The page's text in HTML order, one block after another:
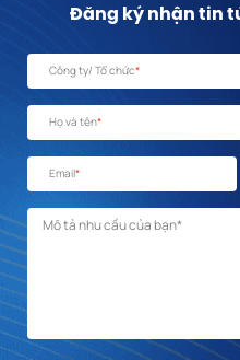
Đăng ký nhận tin
Công ty/ Tổ chức*
Họ và tên*
Email*
Mô tả nhu cầu *